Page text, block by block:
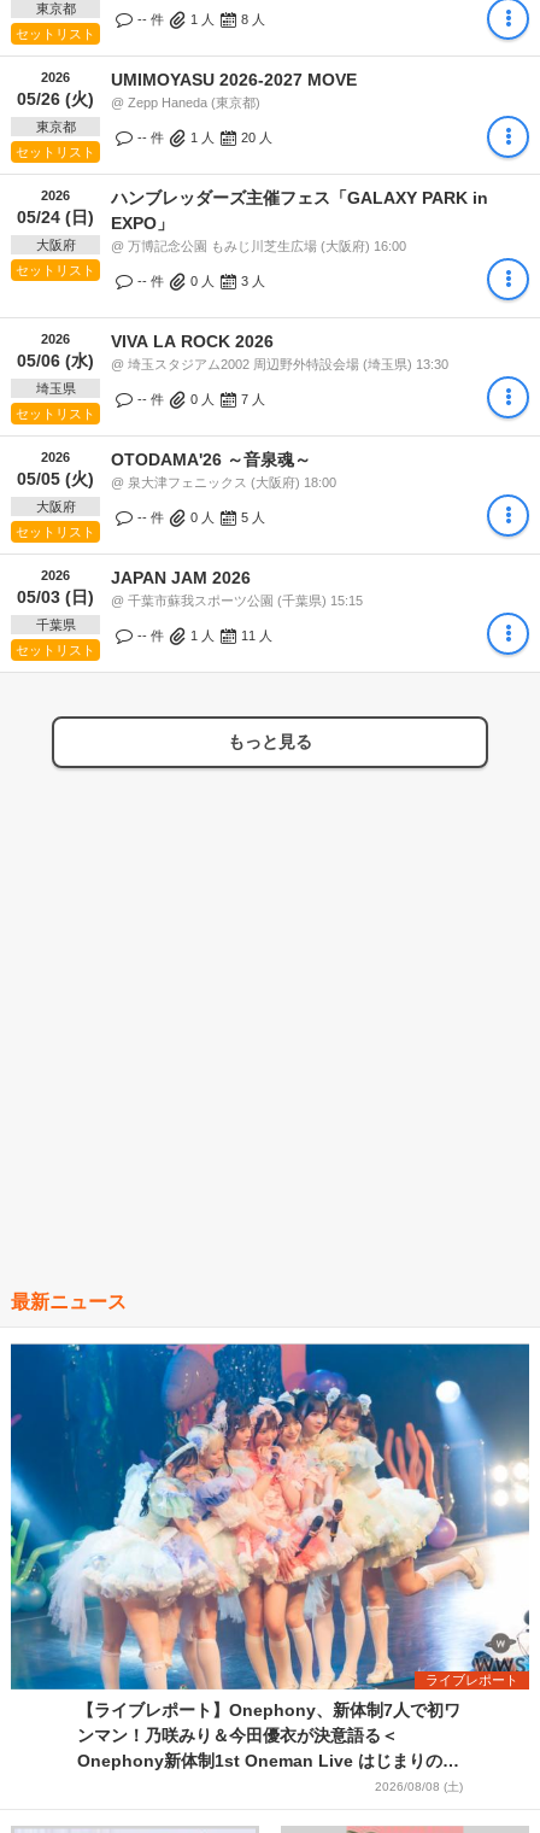
東京都
セットリスト
-- 件 1 人 8 人
2026
05/26 (火)
東京都
セットリスト
UMIMOYASU 2026-2027 MOVE
@ Zepp Haneda (東京都)
-- 件 1 人 20 人
2026
05/24 (日)
大阪府
セットリスト
ハンブレッダーズ主催フェス「GALAXY PARK in
EXPO」
@ 万博記念公園 もみじ川芝生広場 (大阪府) 16:00
-- 件 0 人 3 人
2026
05/06 (水)
埼玉県
セットリスト
VIVA LA ROCK 2026
@ 埼玉スタジアム2002 周辺野外特設会場 (埼玉県) 13:30
-- 件 0 人 7 人
2026
05/05 (火)
大阪府
セットリスト
OTODAMA'26 ～音泉魂～
@ 泉大津フェニックス (大阪府) 18:00
-- 件 0 人 5 人
2026
05/03 (日)
千葉県
セットリスト
JAPAN JAM 2026
@ 千葉市蘇我スポーツ公園 (千葉県) 15:15
-- 件 1 人 11 人
もっと見る
最新ニュース
ライブレポート
【ライブレポート】Onephony、新体制7人で初ワ
ンマン！乃咲みり＆今田優衣が決意語る＜
Onephony新体制1st Oneman Live はじまりの夏
2026/08/08 (土)